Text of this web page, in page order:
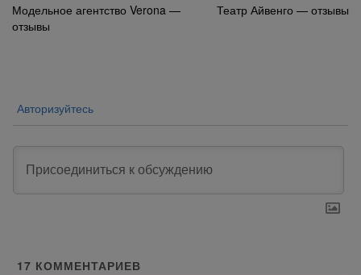
Навигация
по
Модельное агентство Verona —
отзывы
Театр Айвенго — отзывы
Авторизуйтесь
17 КОММЕНТАРИЕВ